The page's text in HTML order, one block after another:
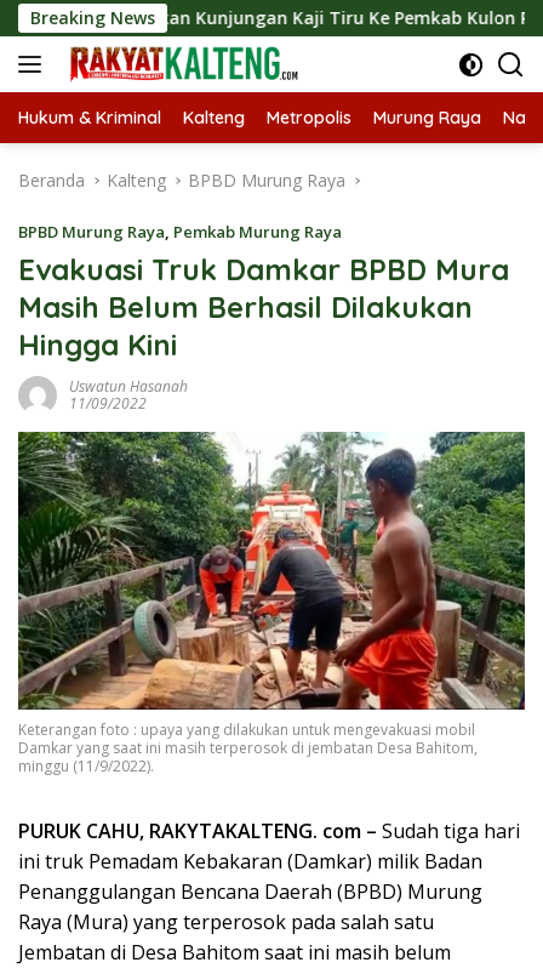
Langsung
ke
konten
Breaking News
Kunjungan Kaji Tiru Ke Pemkab Kulon Progo
Hukum & Kriminal Kalteng Metropolis Murung Raya
Beranda Kalteng BPBD Murung Raya
BPBD Murung Raya, Pemkab Murung Raya
Evakuasi Truk Damkar BPBD Mura
Masih Belum Berhasil Dilakukan
Hingga Kini
Uswatun Hasanah
11/09/2022
Keterangan foto : upaya yang dilakukan untuk mengevakuasi mobil
Damkar yang saat ini masih terperosok di jembatan Desa Bahitom,
minggu (11/9/2022).
PURUK CAHU, RAKYTAKALTENG. com – Sudah tiga hari
ini truk Pemadam Kebakaran (Damkar) milik Badan
Penanggulangan Bencana Daerah (BPBD) Murung
Raya (Mura) yang terperosok pada salah satu
Jembatan di Desa Bahitom saat ini masih belum